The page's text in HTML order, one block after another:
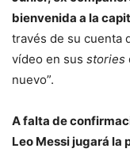
bienvenida a la
través de su cuenta
vídeo en sus stories
nuevo”.
A falta de
Leo Messi jugará la